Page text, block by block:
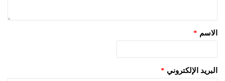
الاسم *
البريد الإلكتروني *